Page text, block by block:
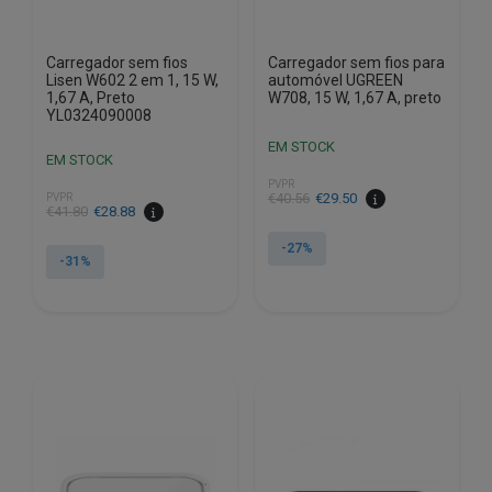
Carregador sem fios
Lisen W602 2 em 1, 15 W,
1,67 A, Preto
YL0324090008
EM STOCK
PVPR
€41.80
O
original
€28.88
O
atual
-31%
Carregador sem fios para
automóvel UGREEN
W708, 15 W, 1,67 A, preto
EM STOCK
PVPR
€40.56
O
original
€29.50
O
atual
-27%